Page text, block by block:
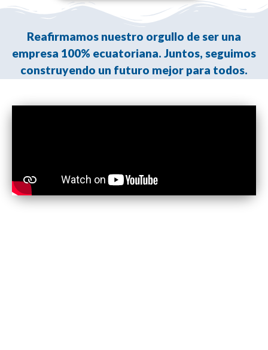
Reafirmamos nuestro orgullo de ser una
empresa 100% ecuatoriana. Juntos, seguimos
construyendo un futuro mejor para todos.